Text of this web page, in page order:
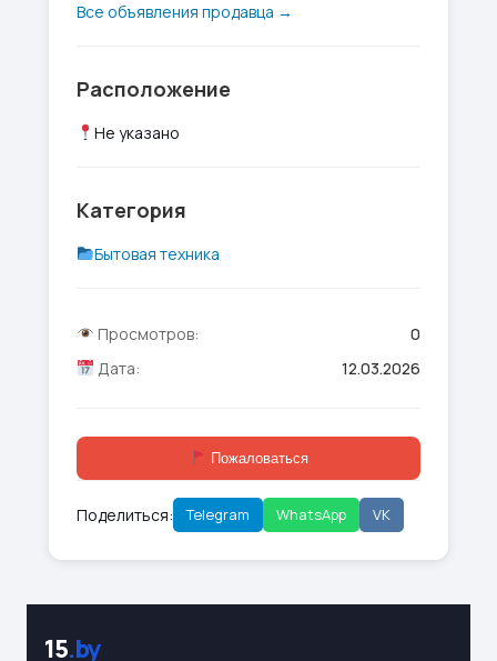
Все объявления продавца →
Расположение
Не указано
Категория
Бытовая техника
Просмотров:
0
Дата:
12.03.2026
Пожаловаться
Поделиться: Telegram WhatsApp VK
15.by